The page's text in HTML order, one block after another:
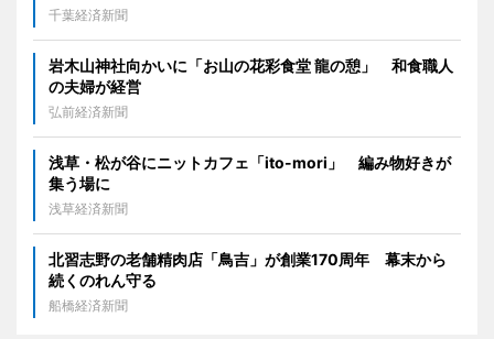
千葉経済新聞
岩木山神社向かいに「お山の花彩食堂 龍の憩」 和食職人
の夫婦が経営
弘前経済新聞
浅草・松が谷にニットカフェ「ito-mori」 編み物好きが
集う場に
浅草経済新聞
北習志野の老舗精肉店「鳥吉」が創業170周年 幕末から
続くのれん守る
船橋経済新聞